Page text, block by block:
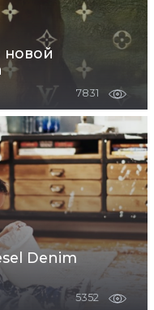
новой
7831
Denim
5352